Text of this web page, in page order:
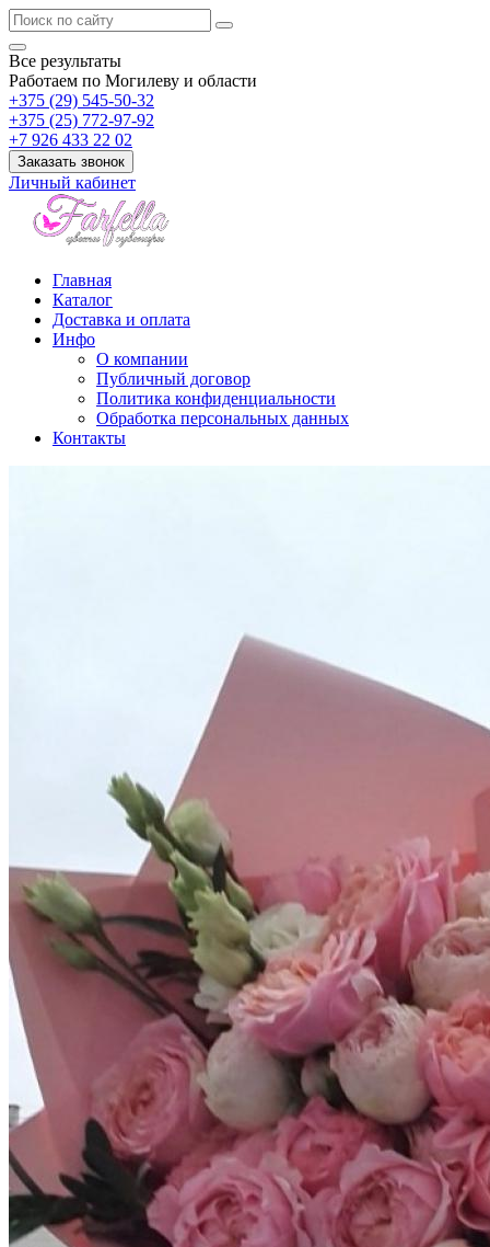
Все результаты
Работаем по Могилеву и области
+375 (29) 545-50-32
+375 (25) 772-97-92
+7 926 433 22 02
Заказать звонок
Личный кабинет
Главная
Каталог
Доставка и оплата
Инфо
О компании
Публичный договор
Политика конфиденциальности
Обработка персональных данных
Контакты